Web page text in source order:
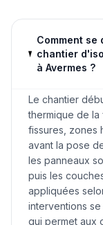
Comment se
chantier
à Avermes ?
Le chantier
thermique de
fissures, zones
avant la pose
les panneaux
puis les
appliquées
interventions
qui permet aux